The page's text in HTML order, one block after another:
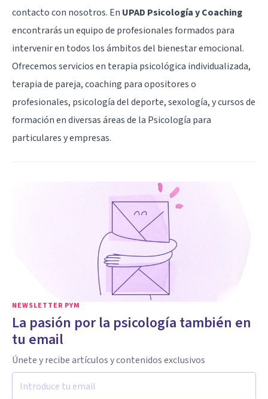
contacto con nosotros. En UPAD Psicología y Coaching
encontrarás un equipo de profesionales formados para
intervenir en todos los ámbitos del bienestar emocional.
Ofrecemos servicios en terapia psicológica individualizada,
terapia de pareja, coaching para opositores o
profesionales, psicología del deporte, sexología, y cursos de
formación en diversas áreas de la Psicología para
particulares y empresas.
NEWSLETTER PYM
La pasión por la psicología también en
tu email
Únete y recibe artículos y contenidos exclusivos